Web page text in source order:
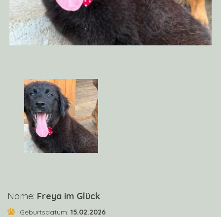
Name: Freya im Glück
Geburtsdatum: 15.02.2026